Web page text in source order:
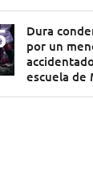
Dura
por un
escuela de